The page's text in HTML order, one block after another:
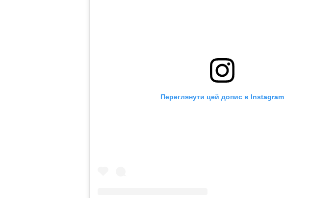
Переглянути цей допис в Instagram